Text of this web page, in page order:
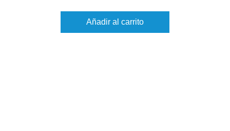
Añadir al carrito